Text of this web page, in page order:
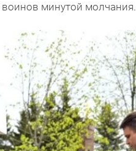
минутой молчания.